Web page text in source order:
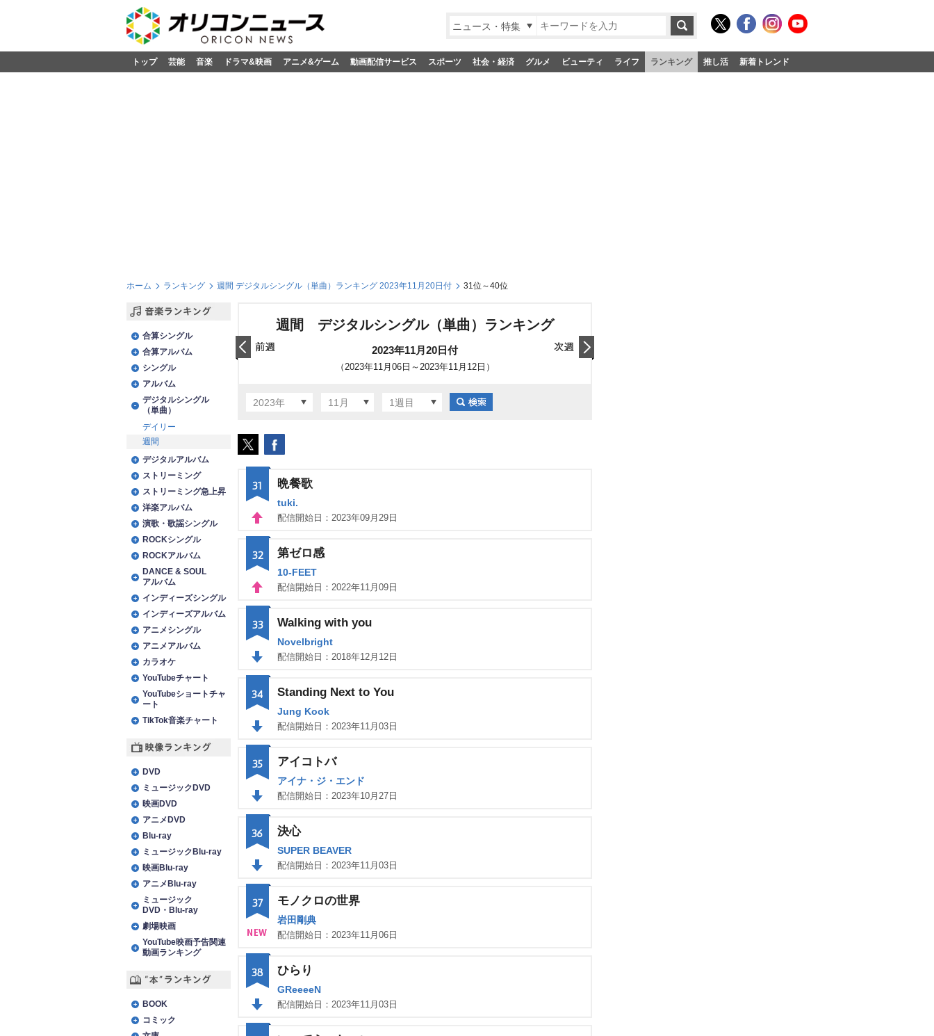
ニュース・特集
トップ 芸能 音楽 ドラマ&映画 アニメ&ゲーム 動画配信サービス スポーツ 社会・経済 グルメ ビューティ ライフ ランキング 推し活 新着トレンド
ホーム ランキング 週間 デジタルシングル（単曲）ランキング 2023年11月20日付 31位～40位
週間 デジタルシングル（単曲）ランキング
2023年11月20日付
（2023年11月06日～2023年11月12日）
2023年 11月 1週目
31
UP
晩餐歌
tuki.
配信開始日：2023年09月29日
32
UP
第ゼロ感
10-FEET
配信開始日：2022年11月09日
33
DO
WN
Walking with you
Novelbright
配信開始日：2018年12月12日
34
DO
WN
Standing Next to You
Jung Kook
配信開始日：2023年11月03日
35
DO
WN
アイコトバ
アイナ・ジ・エンド
配信開始日：2023年10月27日
36
DO
WN
決心
SUPER BEAVER
配信開始日：2023年11月03日
37
NE
W
モノクロの世界
田剛典
配信開始日：2023年11月06日
38
DO
ひらり
GReeeeN
配信開始日：2023年11月03日
合算シングル
合算アルバム
シングル
アルバム
デジタルシングル
（単曲）
デイリー
週間
デジタルアルバム
ストリーミング
ストリーミング急上昇
洋楽アルバム
演歌・歌謡シングル
ROCKシングル
ROCKアルバム
DANCE & SOUL
アルバム
インディーズシングル
インディーズアルバム
アニメシングル
アニメアルバム
カラオケ
YouTubeチャート
YouTubeショートチャ
ート
TikTok音楽チャート
DVD
ミュージックDVD
映画DVD
アニメDVD
Blu-ray
ミュージックBlu-ray
映画Blu-ray
アニメBlu-ray
ミュージック
DVD・Blu-ray
劇場映画
YouTube映画予告関連
動画ランキング
BOOK
コミック